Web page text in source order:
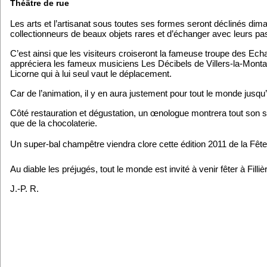
Théâtre de rue
Les arts et l’artisanat sous toutes ses formes seront déclinés
collectionneurs de beaux objets rares et d’échanger avec leurs
C’est ainsi que les visiteurs croiseront la fameuse troupe des
appréciera les fameux musiciens Les Décibels de Villers-la-
Licorne qui à lui seul vaut le déplacement.
Car de l’animation, il y en aura justement pour tout le monde
Côté restauration et dégustation, un œnologue montrera tout son
que de la chocolaterie.
Un super-bal champêtre viendra clore cette édition 2011 de la
Au diable les préjugés, tout le monde est invité à venir fêter à
J.-P. R.